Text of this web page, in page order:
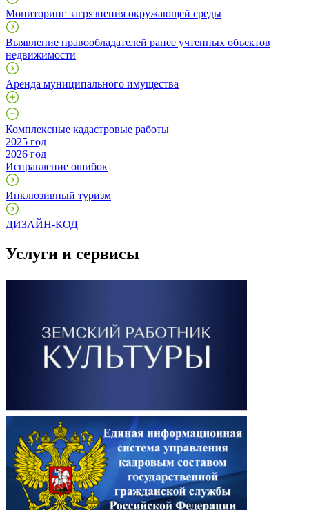
Мониторинг загрязнения окружающей среды
Выявление правообладателей ранее учтенных объектов
недвижимости
Аренда муниципального имущества
Комплексные кадастровые работы
2025 год
2026 год
Исправление ошибок
Инклюзивный туризм
ДИЗАЙН-КОД
Услуги и сервисы